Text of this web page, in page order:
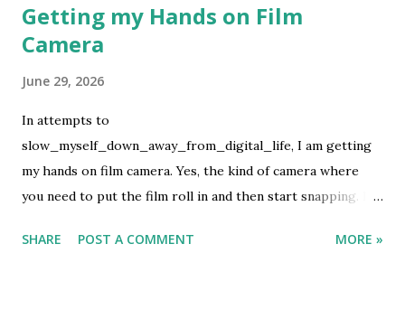
Getting my Hands on Film
Camera
June 29, 2026
In attempts to
slow_myself_down_away_from_digital_life, I am getting
my hands on film camera. Yes, the kind of camera where
you need to put the film roll in and then start snapping. If
we let the fate decide. This is not my first rodeo on using
SHARE POST A COMMENT MORE »